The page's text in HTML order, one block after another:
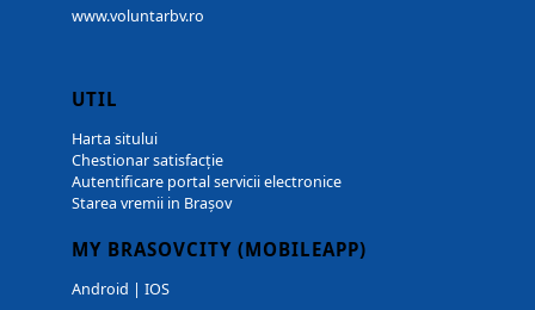
www.voluntarbv.ro
UTIL
Harta sitului
Chestionar satisfacție
Autentificare portal servicii electronice
Starea vremii in Brașov
MY BRASOVCITY (MOBILEAPP)
Android | IOS